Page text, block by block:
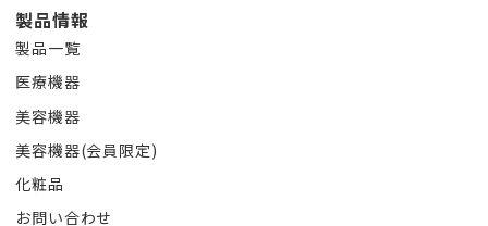
製品情報
製品一覧
医療機器
美容機器
美容機器(会員限定)
化粧品
お問い合わせ